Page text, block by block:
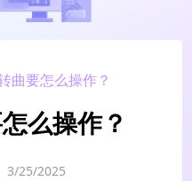
曲要怎么操作？
么操作？
3/25/2025